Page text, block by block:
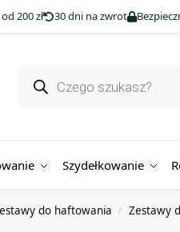
200 zł 30 dni na zwrot
Szydełkowanie
do haftowania / Zestawy